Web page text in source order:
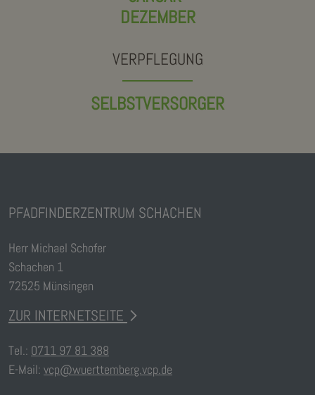
DEZEMBER
VERPFLEGUNG
SELBSTVERSORGER
PFADFINDERZENTRUM SCHACHEN
Herr Michael Schofer
Schachen 1
72525 Münsingen
ZUR INTERNETSEITE
Tel.: 0711 97 81 388
E-Mail: vcp@wuerttemberg.vcp.de